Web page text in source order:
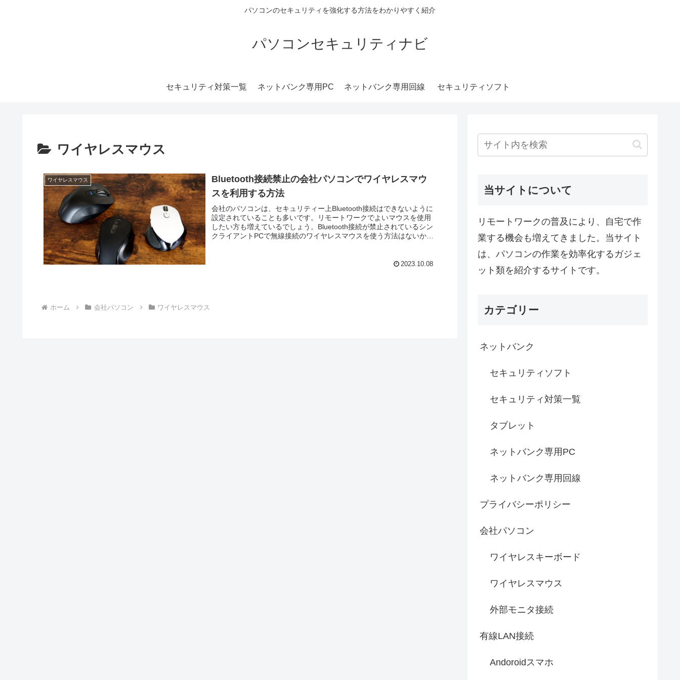
パソコンのセキュリティを強化する方法をわかりやすく紹介
パソコンセキュリティナビ
セキュリティ対策一覧 ネットバンク専用PC ネットバンク専用回線 セキュリティソフト
ワイヤレスマウス
ワイヤレスマウス
Bluetooth接続禁止の会社パソコンでワイヤレスマウ
スを利用する方法
会社のパソコンは、セキュリティー上Bluetooth接続はできないように
設定されていることも多いです。リモートワークでよいマウスを使用
したい方も増えているでしょう。Bluetooth接続が禁止されているシン
クライアントPCで無線接続のワイヤレスマウスを使う方法はないかま
2023.10.08
ホーム 会社パソコン ワイヤレスマウス
当サイトについて
リモートワークの普及により、自宅で作
業する機会も増えてきました。当サイト
は、パソコンの作業を効率化するガジェ
ット類を紹介するサイトです。
カテゴリー
ネットバンク
セキュリティソフト
セキュリティ対策一覧
タブレット
ネットバンク専用PC
ネットバンク専用回線
プライバシーポリシー
会社パソコン
ワイヤレスキーボード
ワイヤレスマウス
外部モニタ接続
有線LAN接続
Andoroidスマホ